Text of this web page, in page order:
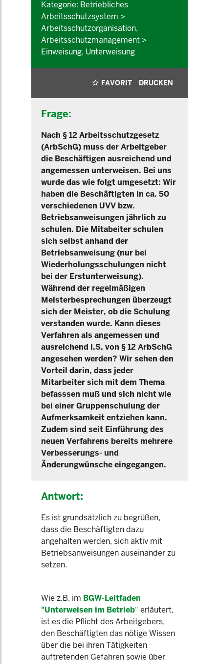
Kategorie: Betriebliches
Arbeitsschutzsystem >
Arbeitsschutzorganisation,
Arbeitsschutzmanagement >
Einweisung, Unterweisung
FAVORIT DRUCKEN
Frage:
Nach § 12 Arbeitsschutzgesetz
(ArbSchG) muss der Arbeitgeber
die Beschäftigen ausreichend und
angemessen unterweisen. Bei uns
wurde das wie folgt umgesetzt: Wir
haben die Beschäftigten in ca. 50
verschiedenen UVV bzw.
Betriebsanweisungen jährlich zu
schulen. Die Mitabeiter schulen
sich selbst anhand der
Betriebsanweisung (nur bei
Wiederholungsschulungen nicht
bei der Erstunterweisung).
Während der regelmäßigen
Meisterbesprechungen überzeugt
sich der Meister, ob die Schulung
verstanden wurde. Kann dieses
Verfahren als angemessen und
ausreichend i.S. von § 12 ArbSchG
angesehen werden? Wir sehen den
Vorteil darin, dass jeder
Mitarbeiter sich mit dem Thema
befasssen muß und sich nicht wie
bei einer Gruppenschulung der
Aufmerksamkeit entziehen kann.
Zudem sind seit Einführung des
neuen Verfahrens bereits mehrere
Verbesserungs- und
Änderungwünsche eingegangen.
Antwort:
Es ist grundsätzlich zu begrüßen,
dass die Beschäftigten dazu
angehalten werden, sich aktiv mit
Betriebsanweisungen auseinander zu
setzen.
Wie z.B. im BGW-Leitfaden
"Unterweisen im Betrieb" erläutert,
ist es die Pflicht des Arbeitgebers,
den Beschäftigten das nötige Wissen
über die bei ihren Tätigkeiten
auftretenden Gefahren sowie über